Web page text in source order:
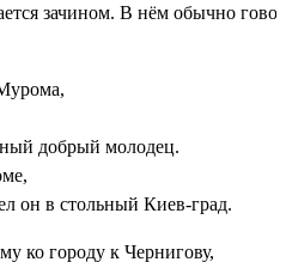
зачином. В нём обычно
добрый молодец.
он в стольный Киев-град.
ко городу к Чернигову,